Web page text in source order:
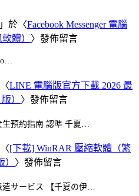
於〈Facebook Messenger 電腦
體） 〉發佈留言
LINE 電腦版官方下載 2026 最
） 〉發佈留言
預約指南 認準 千夏…
[下載] WinRAR 壓縮軟體（繁
〉發佈留言
遣サービス 【千夏の伊…